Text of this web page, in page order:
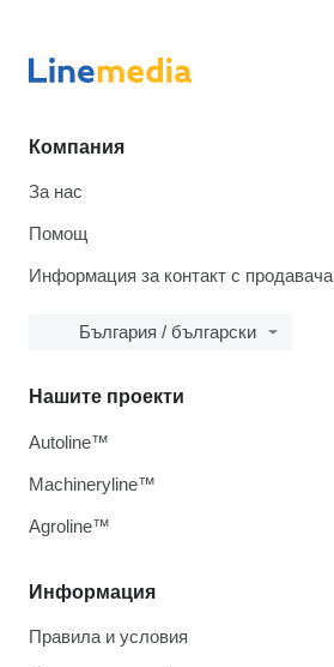
Компания
За нас
Помощ
Информация за контакт с продавача
България / български
Информация
Правила и условия
Нашите проекти
Autoline™
Machineryline™
Agroline™